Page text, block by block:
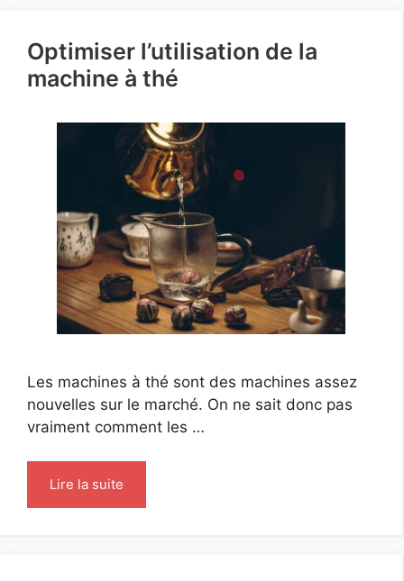
Optimiser l’utilisation de la
machine à thé
Les machines à thé sont des machines assez
nouvelles sur le marché. On ne sait donc pas
vraiment comment les …
Lire la suite